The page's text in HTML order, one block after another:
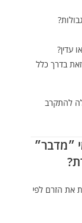
עדין?
זאת בדרך כלל
להתקרב
״מדבר״
את הזרם לפי